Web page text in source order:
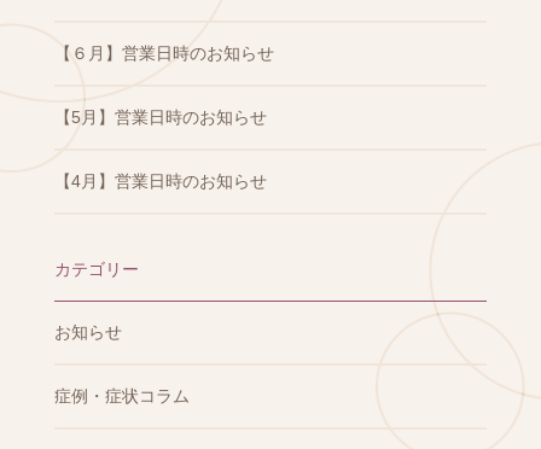
【６月】営業日時のお知らせ
【5月】営業日時のお知らせ
【4月】営業日時のお知らせ
カテゴリー
お知らせ
症例・症状コラム